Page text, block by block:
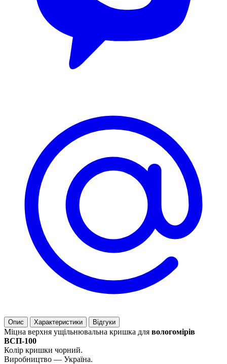
Опис Характеристики Відгуки
Міцна верхня ущільнювальна кришка для вологомірів
ВСП-100
Колір кришки чорний.
Виробництво — Україна.